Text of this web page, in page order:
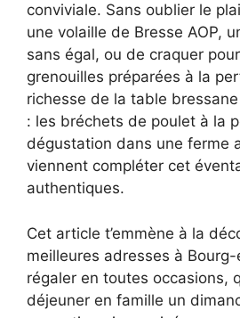
conviviale. Sans oublier le
une volaille de Bresse AOP,
sans égal, ou de craquer
grenouilles préparées à la
richesse de la table bressane
: les bréchets de poulet à la
dégustation dans une ferme
viennent compléter cet
authentiques.
Cet article t’emmène à la
meilleures adresses à
régaler en toutes occasions,
déjeuner en famille un